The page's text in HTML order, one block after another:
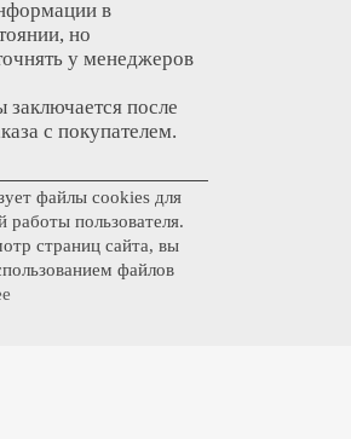
в
но
у менеджеров
после
с покупателем.
файлы cookies для
работы пользователя.
страниц сайта, вы
файлов